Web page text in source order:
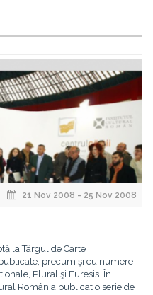
21 Nov 2008 - 25 Nov 2008
la Târgul de Carte
precum şi cu numere
Plural şi Euresis. În
Român a publicat o serie de